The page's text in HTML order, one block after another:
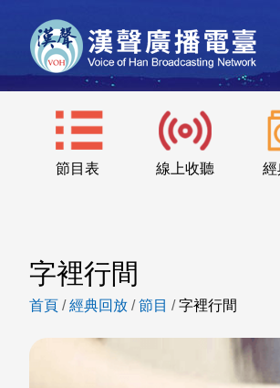
節目表 線上收聽 經
字裡行間
首頁 /經典回放 /節目 /字裡行間